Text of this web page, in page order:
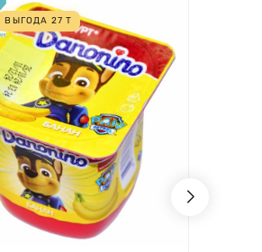
ВЫГОДА 27 Т